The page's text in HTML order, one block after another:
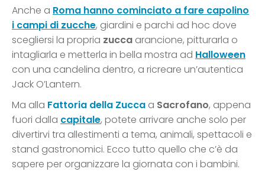
Anche a Roma hanno cominciato a fare capolino
i campi di zucche, giardini e parchi ad hoc dove
scegliersi la propria zucca arancione, pitturarla o
intagliarla e metterla in bella mostra ad Halloween
con una candelina dentro, a ricreare un’autentica
Jack O’Lantern.
Ma alla Fattoria della Zucca a Sacrofano, appena
fuori dalla capitale, potete arrivare anche solo per
divertirvi tra allestimenti a tema, animali, spettacoli e
stand gastronomici. Ecco tutto quello che c’è da
sapere per organizzare la giornata con i bambini.